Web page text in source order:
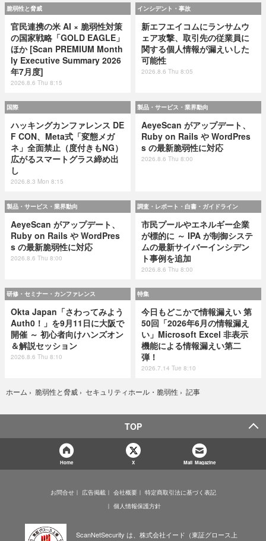
脆弱性と脅威
官民連携の米 AI × 脆弱性対策
の国家戦略「GOLD EAGLE」
ほか [Scan PREMIUM Month
ly Executive Summary 2026
年7月度]
2026.8.6 Thu 8:15
インシデント・事故
新エフエイコムにランサムウ
ェア攻撃、取引先の従業員に
関する個人情報が漏えいした
可能性
2026.8.6 Thu 8:05
国際
ハッキングカンファレンス DE
F CON、Meta式「変態メガ
ネ」全面禁止（度付きもNG）
広がるスマートグラス締め出
し
2026.8.3 Mon 8:15
製品・サービス・業界動向
AeyeScan がアップデート、
Ruby on Rails や WordPres
s の最新脆弱性に対応
2026.8.6 Thu 8:00
製品・サービス・業界動向
AeyeScan がアップデート、
Ruby on Rails や WordPres
s の最新脆弱性に対応
2026.8.6 Thu 8:00
調査・レポート・白書・ガイドライン
市民プールやエネルギー企業
が標的に ～ IPA が制御システ
ムの最新サイバーインシデン
ト事例を追加
2026.8.6 Thu 8:00
研修・セミナー・カンファレンス
Okta Japan「さわってみよう
Auth0！」を9月11日に大阪で
開催 ～ 初心者向けハンズオン
＆解説セッション
2026.8.6 Thu 8:10
特集
今日もどこかで情報漏えい 第
50回「2026年6月の情報漏え
い」Microsoft Excel 非表示
機能による情報漏えい第二
弾！
2026.7.14 Tue 8:10
ホーム › 脆弱性と脅威 › セキュリティホール・脆弱性 › 記事
TOP
Home X Mail Magazine
お問合せ 広告掲載 会社概要
特定商取引法に基づく表記
個人情報保護方針
ScanNetSecurity は、株式会社イード（東証グロース上